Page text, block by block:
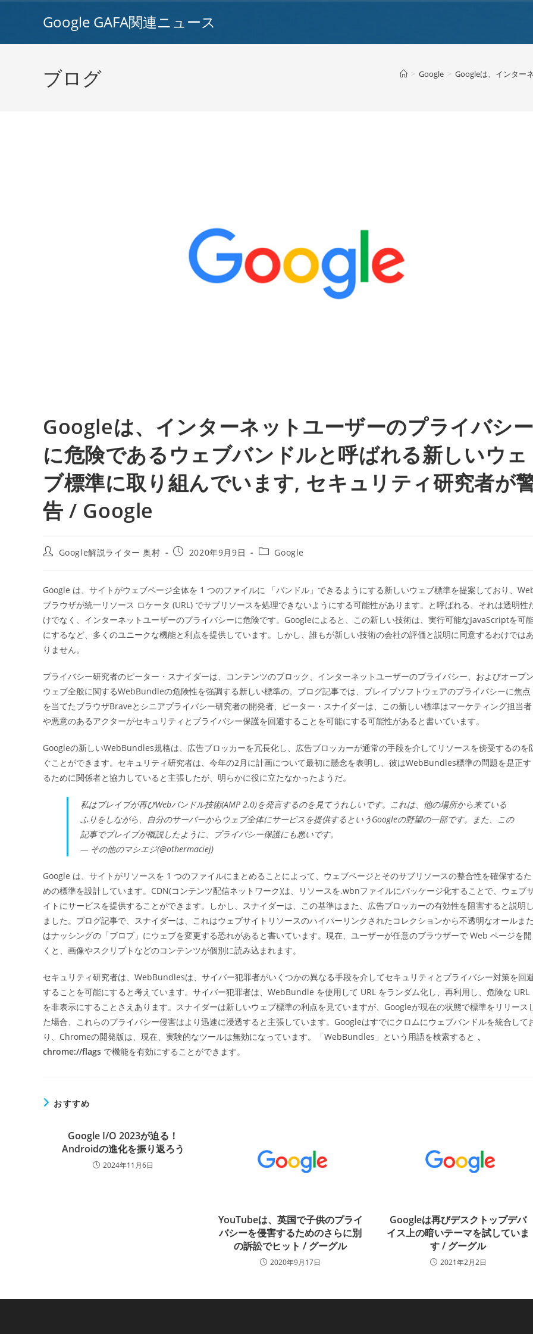
Google GAFA関連ニュース
ブログ > Google > Googleは、インター
Googleは、インターネットユーザーのプライバシー
に危険であるウェブバンドルと呼ばれる新しいウェ
ブ標準に取り組んでいます, セキュリティ研究者が
告 / Google
投
Google解説ライター 奥村
投
開
日:
2020年9月9日
投
テ
ゴ
リ
ー:
Google
Google は、サイトがウェブページ全体を 1 つのファイルに 「バンドル」できるようにする新しいウェブ標準を提案しており、
ブラウザが統一リソース ロケータ (URL) でサブリソースを処理できないようにする可能性があります。と呼ばれる、それは透明性
けでなく、インターネットユーザーのプライバシーに危険です。Googleによると、この新しい技術は、実行可能なJavaScriptを可
にするなど、多くのユニークな機能と利点を提供しています。しかし、誰もが新しい技術の会社の評価と説明に同意するわけではあ
りません。
プライバシー研究者のピーター・スナイダーは、コンテンツのブロック、インターネットユーザーのプライバシー、およびオープン
ウェブ全般に関するWebBundleの危険性を強調する新しい標準の。ブログ記事では、ブレイブソフトウェアのプライバシーに焦点
を当てたブラウザBraveとシニアプライバシー研究者の開発者、ピーター・スナイダーは、この新しい標準はマーケティング担当者
や悪意のあるアクターがセキュリティとプライバシー保護を回避することを可能にする可能性があると書いています。
Googleの新しいWebBundles規格は、広告ブロッカーを冗長化し、広告ブロッカーが通常の手段を介してリソースを傍受するのを
ぐことができます。セキュリティ研究者は、今年の2月に計画について最初に懸念を表明し、彼はWebBundles標準の問題を是正す
るために関係者と協力していると主張したが、明らかに役に立たなかったようだ。
私はブレイブが再びWebバンドル技術(AMP 2.0)を発言するのを見てうれしいです。これは、他の場所から来ている
ふりをしながら、自分のサーバーからウェブ全体にサービスを提供するというGoogleの野望の一部です。また、この
記事でブレイブが概説したように、プライバシー保護にも悪いです。
— その他のマシエジ(@othermaciej)
Google は、サイトがリソースを 1 つのファイルにまとめることによって、ウェブページとそのサブリソースの整合性を確保するた
めの標準を設計しています。CDN(コンテンツ配信ネットワーク)は、リソースを.wbnファイルにパッケージ化することで、ウェブ
イトにサービスを提供することができます。しかし、スナイダーは、この基準はまた、広告ブロッカーの有効性を阻害すると説明し
ました。ブログ記事で、スナイダーは、これはウェブサイトリソースのハイパーリンクされたコレクションから不透明なオールまた
はナッシングの「ブロブ」にウェブを変更する恐れがあると書いています。現在、ユーザーが任意のブラウザーで Web ページを開
くと、画像やスクリプトなどのコンテンツが個別に読み込まれます。
セキュリティ研究者は、WebBundlesは、サイバー犯罪者がいくつかの異なる手段を介してセキュリティとプライバシー対策を回
することを可能にすると考えています。サイバー犯罪者は、WebBundle を使用して URL をランダム化し、再利用し、危険な URL
を非表示にすることさえあります。スナイダーは新しいウェブ標準の利点を見ていますが、Googleが現在の状態で標準をリリース
た場合、これらのプライバシー侵害はより迅速に浸透すると主張しています。Googleはすでにクロムにウェブバンドルを統合して
り、Chromeの開発版は、現在、実験的なツールは無効になっています。「WebBundles」という用語を検索すると 、
chrome://flags で機能を有効にすることができます。
おすすめ
Google I/O 2023が迫る！
Androidの進化を振り返ろう
2024年11月6日
YouTubeは、英国で子供のプライ
バシーを侵害するためのさらに別
の訴訟でヒット / グーグル
2020年9月17日
Googleは再びデスクトップデバ
イス上の暗いテーマを試していま
す / グーグル
2021年2月2日